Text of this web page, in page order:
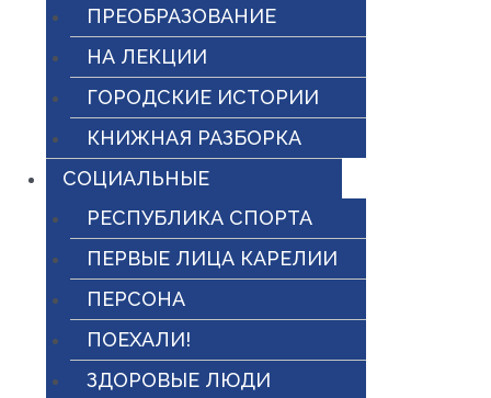
ПРЕОБРАЗОВАНИЕ
НА ЛЕКЦИИ
ГОРОДСКИЕ ИСТОРИИ
КНИЖНАЯ РАЗБОРКА
СОЦИАЛЬНЫЕ
РЕСПУБЛИКА СПОРТА
ПЕРВЫЕ ЛИЦА КАРЕЛИИ
ПЕРСОНА
ПОЕХАЛИ!
ЗДОРОВЫЕ ЛЮДИ